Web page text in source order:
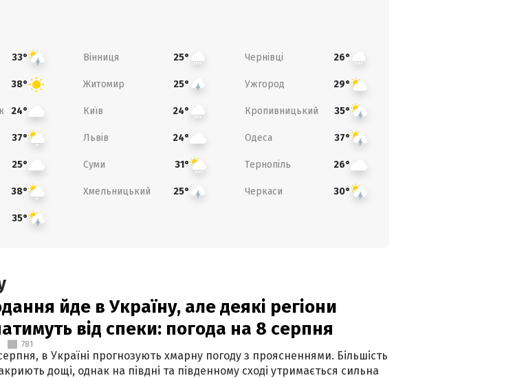
33° Вінниця 25° Чернівці 26°
38° Житомир 25° Ужгород 29°
24° Київ 24° Кропивницький 35°
37° Львів 24° Одеса 37°
25° Суми 31° Тернопіль 26°
38° Хмельницький 25° Черкаси 30°
35°
йде в Україну, але деякі регіони
від спеки: погода на 8 серпня
781
в Україні прогнозують хмарну погоду з проясненнями. Більшість
дощі, однак на півдні та південному сході утримається сильна